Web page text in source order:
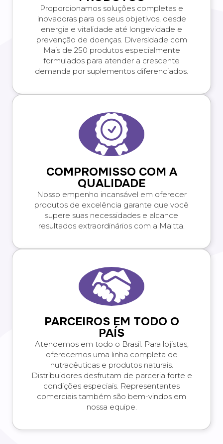
Proporcionamos soluções completas e
inovadoras para os seus objetivos, desde
energia e vitalidade até longevidade e
prevenção de doenças. Diversidade com
Mais de 250 produtos especialmente
formulados para atender a crescente
demanda por suplementos diferenciados.
COMPROMISSO COM A
QUALIDADE
Nosso empenho incansável em oferecer
produtos de excelência garante que você
supere suas necessidades e alcance
resultados extraordinários com a Maltta.
PARCEIROS EM TODO O
PAÍS
Atendemos em todo o Brasil. Para lojistas,
oferecemos uma linha completa de
nutracêuticas e produtos naturais.
Distribuidores desfrutam de parceria forte e
condições especiais. Representantes
comerciais também são bem-vindos em
nossa equipe.